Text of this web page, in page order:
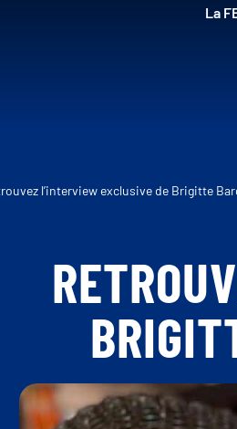
La
l’interview exclusive de Brigitte